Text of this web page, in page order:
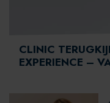
CLINIC
EXPERIENCE –